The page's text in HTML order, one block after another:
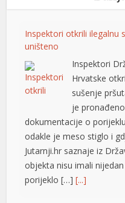
Inspektori otkrili ilegalnu
uništeno
Inspektori
Hrvatske
sušenje
je
dokumentacije o
odakle je meso stiglo i
Jutarnji.hr saznaje iz
objekta nisu imali
porijeklo […][...]